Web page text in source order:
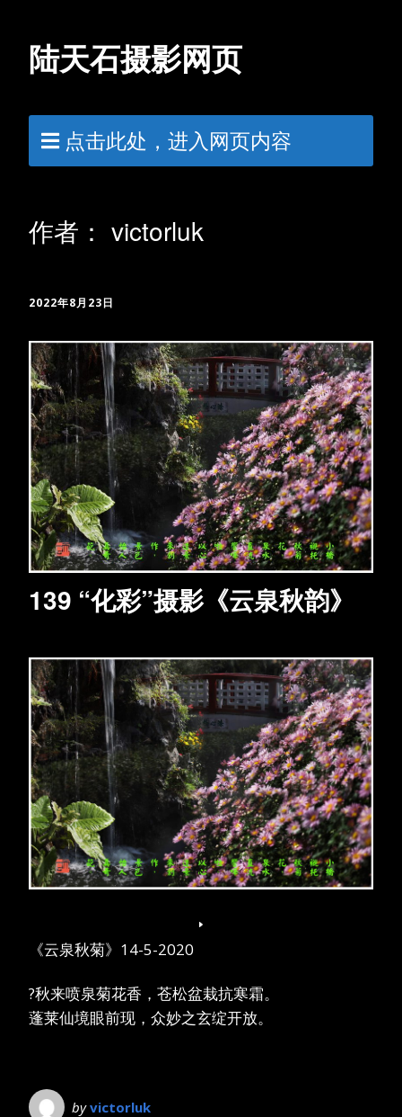
陆天石摄影网页
点击此处，进入网页内容
作者： victorluk
2022年8月23日
139 “化彩”摄影《云泉秋韵》
《云泉秋菊》14-5-2020
?秋来喷泉菊花香，苍松盆栽抗寒霜。
蓬莱仙境眼前现，众妙之玄绽开放。
byvictorluk